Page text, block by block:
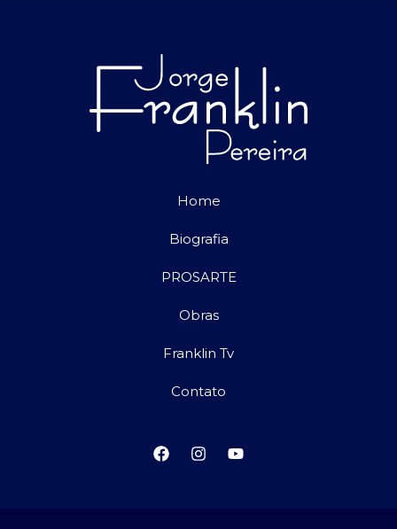
Home
Biografia
PROSARTE
Obras
Franklin Tv
Contato